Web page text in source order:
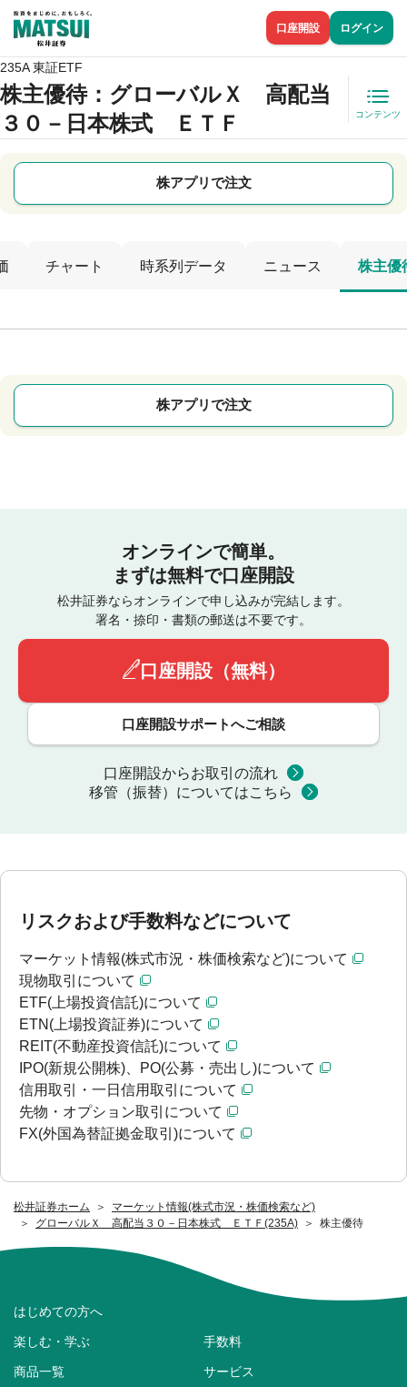
口座開設 ログイン
松井証券ホーム
マーケット情報(株式市況・株価検索など)
グローバルＸ 高配当３０－日本株式 ＥＴＦ(235A)
株主優待
235A 東証ETF
株主優待：グローバルＸ 高配当
３０－日本株式 ＥＴＦ
コンテンツ
株アプリで注文
チャート 時系列データ ニュース 株主優
株アプリで注文
オンラインで簡単。
まずは無料で口座開設
松井証券ならオンラインで申し込みが完結します。
署名・捺印・書類の郵送は不要です。
口座開設（無料）
口座開設サポートへご相談
口座開設からお取引の流れ
移管（振替）についてはこちら
リスクおよび手数料などについて
マーケット情報(株式市況・株価検索など)について
現物取引について
ETF(上場投資信託)について
ETN(上場投資証券)について
REIT(不動産投資信託)について
IPO(新規公開株)、PO(公募・売出し)について
信用取引・一日信用取引について
先物・オプション取引について
FX(外国為替証拠金取引)について
はじめての方へ
楽しむ・学ぶ 手数料
商品一覧 サービス